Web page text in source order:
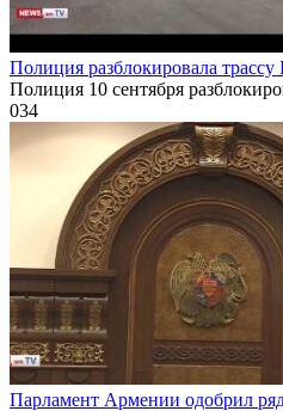
Полиция разблокировала
Полиция 10 сентября
034
Парламент Армении одобрил